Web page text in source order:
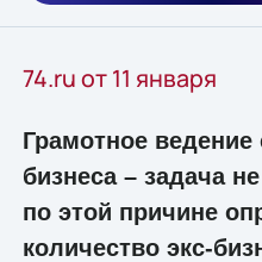
74.ru от 11 января
Грамотное ведение
бизнеса – задача
по этой причине
количество экс-